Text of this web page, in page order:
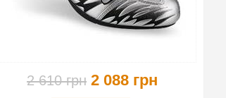
2 610 грн 2 088 грн